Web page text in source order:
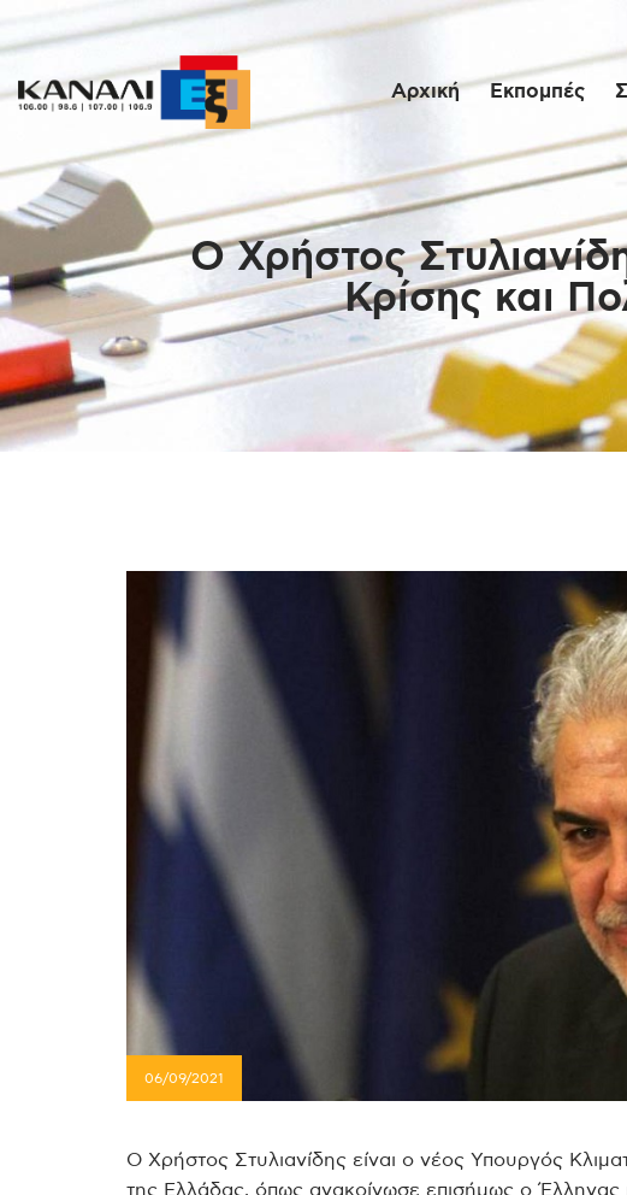
Αρχική Εκπομπές
Ο Χρήστος
Κρίσης και
06/09/2021
Ο Χρήστος Στυλιανίδης είναι ο νέος Υπουργός
της Ελλάδας, όπως ανακοίνωσε επισήμως ο Έλληνας